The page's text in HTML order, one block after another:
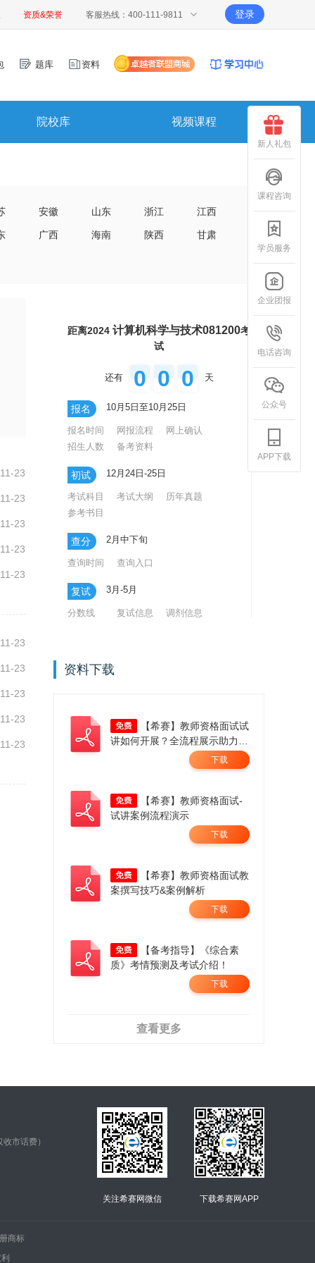
资质&荣誉 客服热线：400-111-9811 登录
题库 资料
院校库 视频课程
安徽 山东 浙江 江西
广西 海南 陕西 甘肃
23
23
23
23
23
23
23
23
23
23
距离2024 计算机科学与技术081200考
试
还有 0 0 0 天
报名 10月5日至10月25日
报名时间 网报流程
网上确认
招生人数
备考资料
初试 12月24日-25日
考试科目 考试大纲
历年真题
参考书目
查分 2月中下旬
查询时间 查询入口
复试 3月-5月
分数线 复试信息
调剂信息
资料下载
【希赛】教师资格面试试
讲如何开展？全流程展示助力成
下载
【希赛】教师资格面试-
试讲案例流程演示
下载
【希赛】教师资格面试教
案撰写技巧&案例解析
下载
【备考指导】《综合素
质》考情预测及考试介绍！
下载
查看更多
新人礼包
课程咨询
学员服务
企业团报
电话咨询
公众号
APP下载
收市话费）
关注希赛网微信 下载希赛网APP
商标